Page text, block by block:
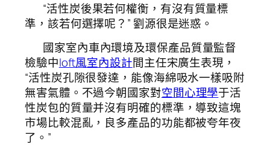
“活性炭後果若何權衡，有沒有質量標
準，該若何選擇呢？” 劉源很是迷惑。
國家室內車內環境及環保產品質量監督
檢驗中loft風室內設計間主任宋廣生表現，
“活性炭孔隙很發達，能像海綿吸水一樣吸附
無害氣體。不過今朝國家對空間心理學于活
性炭包的質量并沒有明確的標準，導致這塊
市場比較混亂，良多產品的功能都被夸年夜
了。”